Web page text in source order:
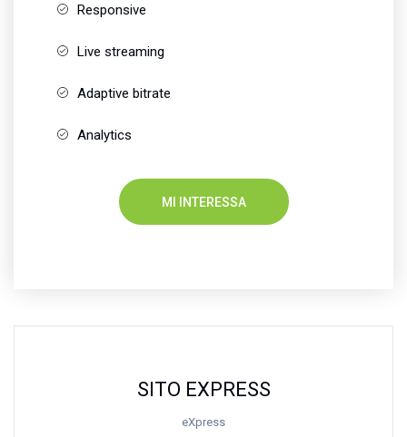
Responsive
Live streaming
Adaptive bitrate
Analytics
MI INTERESSA
SITO EXPRESS
eXpress